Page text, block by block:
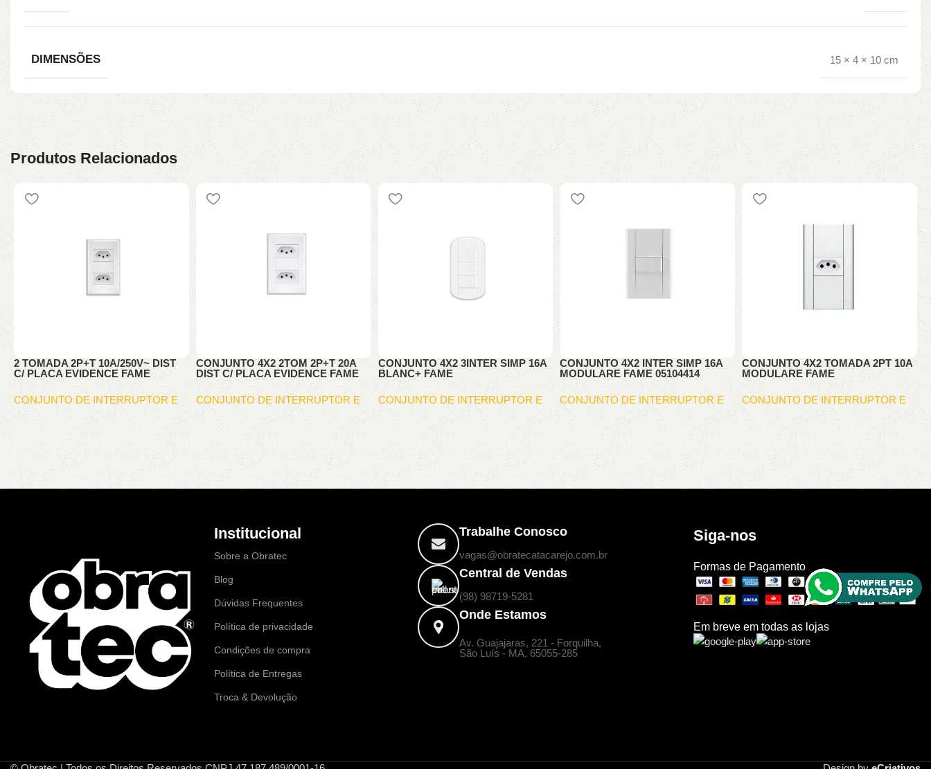
DIMENSÕES 15 × 4 × 10 cm
Produtos Relacionados
2 TOMADA 2P+T 10A/250V~ DIST
C/ PLACA EVIDENCE FAME
CONJUNTO DE INTERRUPTOR E
TOMA
CONJUNTO 4X2 2TOM 2P+T 20A
DIST C/ PLACA EVIDENCE FAME
CONJUNTO DE INTERRUPTOR E
TOMA
CONJUNTO 4X2 3INTER SIMP 16A
BLANC+ FAME
CONJUNTO DE INTERRUPTOR E
TOMA
CONJUNTO 4X2 INTER SIMP 16A
MODULARE FAME 05104414
CONJUNTO DE INTERRUPTOR E
TOMA
CONJUNTO 4X2 TOMADA 2PT 10A
MODULARE FAME
CONJUNTO DE INTERRUPTOR E
TOMA
Institucional
Sobre a Obratec
Blog
Dúvidas Frequentes
Política de privacidade
Condições de compra
Política de Entregas
Troca & Devolução
Trabalhe Conosco
vagas@obratecatacarejo.com.br
Central de Vendas
(98) 98719-5281
Onde Estamos
Av. Guajajaras, 221 - Forquilha,
São Luís - MA, 65055-285
Siga-nos
Formas de Pagamento
Em breve em todas as lojas